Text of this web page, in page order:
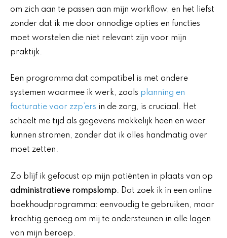
om zich aan te passen aan mijn workflow, en het liefst
zonder dat ik me door onnodige opties en functies
moet worstelen die niet relevant zijn voor mijn
praktijk.
Een programma dat compatibel is met andere
systemen waarmee ik werk, zoals planning en
facturatie voor zzp’ers in de zorg, is cruciaal. Het
scheelt me tijd als gegevens makkelijk heen en weer
kunnen stromen, zonder dat ik alles handmatig over
moet zetten.
Zo blijf ik gefocust op mijn patiënten in plaats van op
administratieve rompslomp. Dat zoek ik in een online
boekhoudprogramma: eenvoudig te gebruiken, maar
krachtig genoeg om mij te ondersteunen in alle lagen
van mijn beroep.